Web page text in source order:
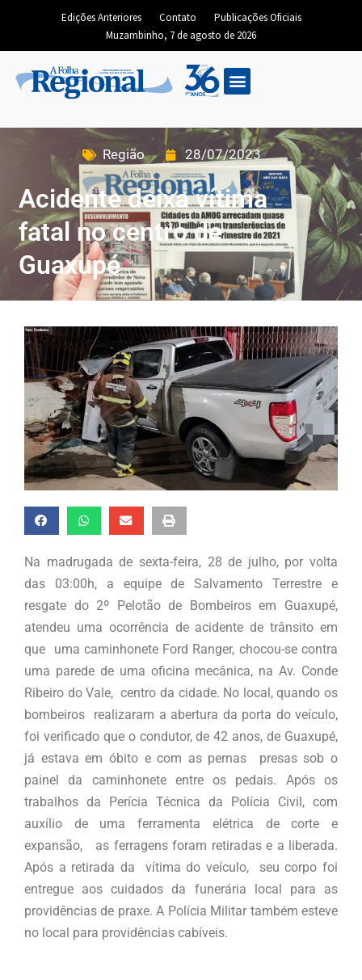
Edições Anteriores Contato
Publicações Oficiais
Muzambinho, 7 de agosto de 2026
Região 28/07/2023
Acidente deixa vítima
fatal no centro de
Guaxupé
Na madrugada de sexta-feira, 28 de julho, por volta
das 03:00h, a equipe de Salvamento Terrestre e
resgate do 2º Pelotão de Bombeiros em Guaxupé,
atendeu uma ocorrência de acidente de trânsito em
que uma caminhonete Ford Ranger, chocou-se contra
uma parede de uma oficina mecânica, na Av. Conde
Ribeiro do Vale, centro da cidade. No local, quando os
bombeiros realizaram a abertura da porta do veículo,
foi verificado que o condutor, de 42 anos, de Guaxupé,
já estava em óbito e com as pernas presas sob o
painel da caminhonete entre os pedais. Após os
trabalhos da Perícia Técnica da Polícia Civil, com
auxílio de uma ferramenta elétrica de corte e
expansão, as ferragens foram retiradas e a liberada.
Após a retirada da vítima do veículo, seu corpo foi
entregue aos cuidados da funerária local para as
providências de praxe. A Polícia Militar também esteve
no local para providências cabíveis.